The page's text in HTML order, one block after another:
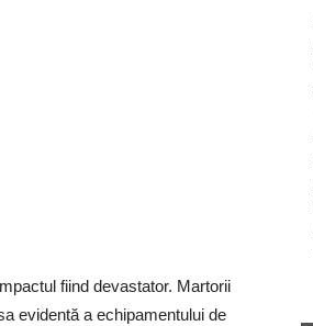
fiind devastator. Martorii
evidentă a echipamentului de